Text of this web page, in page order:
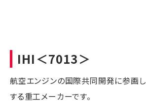
IHI＜7013＞
航空エンジンの国際共同開発に参画
する重工メーカーです。